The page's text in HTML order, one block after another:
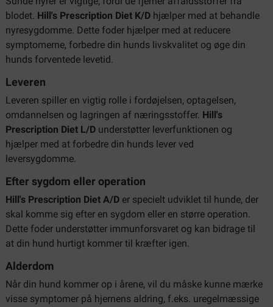
blodet. Hill's Prescription Diet K/D hjælper med at behandle
nyresygdomme. Dette foder hjælper med at reducere
symptomerne, forbedre din hunds livskvalitet og øge din
hunds forventede levetid.
Leveren
Leveren spiller en vigtig rolle i fordøjelsen, optagelsen,
omdannelsen og lagringen af næringsstoffer. Hill's
Prescription Diet L/D understøtter leverfunktionen og
hjælper med at forbedre din hunds lever ved
leversygdomme.
Efter sygdom eller operation
Hill's Prescription Diet A/D er specielt udviklet til hunde, der
skal komme sig efter en sygdom eller en større operation.
Dette foder understøtter immunforsvaret og kan bidrage til
at din hund hurtigt kommer til kræfter igen.
Alderdom
Når din hund kommer op i årene, vil du måske kunne mærke
visse symptomer på hjernens aldring, f.eks. uregelmæssige